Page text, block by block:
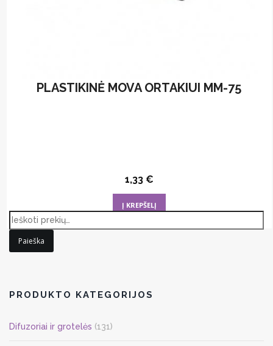
PLASTIKINĖ MOVA ORTAKIUI MM-75
1,33 €
Į KREPŠELĮ
Paieška
PRODUKTO KATEGORIJOS
Difuzoriai ir grotelės (131)